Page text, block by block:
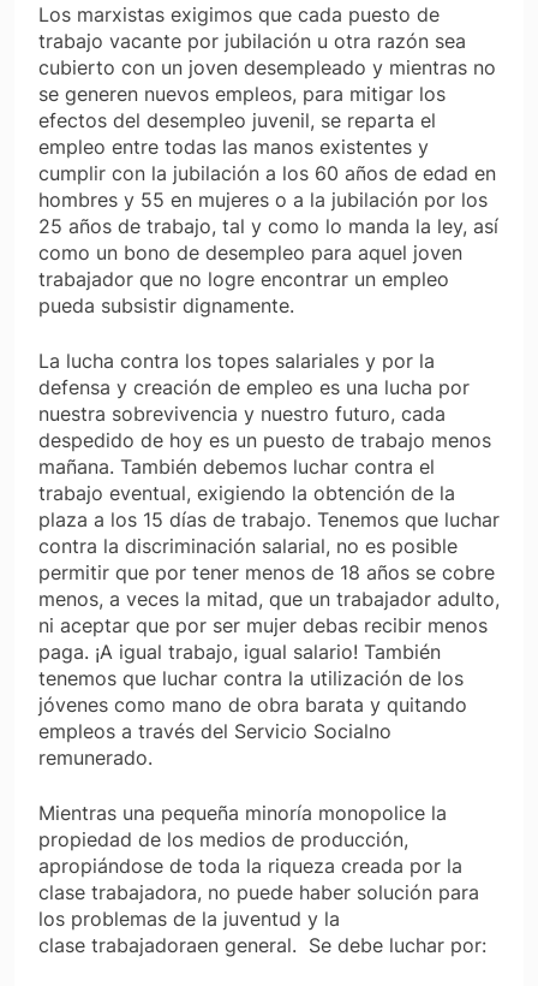
Los marxistas exigimos que cada puesto de
trabajo vacante por jubilación u otra razón sea
cubierto con un joven desempleado y mientras no
se generen nuevos empleos, para mitigar los
efectos del desempleo juvenil, se reparta el
empleo entre todas las manos existentes y
cumplir con la jubilación a los 60 años de edad en
hombres y 55 en mujeres o a la jubilación por los
25 años de trabajo, tal y como lo manda la ley, así
como un bono de desempleo para aquel joven
trabajador que no logre encontrar un empleo
pueda subsistir dignamente.
La lucha contra los topes salariales y por la
defensa y creación de empleo es una lucha por
nuestra sobrevivencia y nuestro futuro, cada
despedido de hoy es un puesto de trabajo menos
mañana. También debemos luchar contra el
trabajo eventual, exigiendo la obtención de la
plaza a los 15 días de trabajo. Tenemos que luchar
contra la discriminación salarial, no es posible
permitir que por tener menos de 18 años se cobre
menos, a veces la mitad, que un trabajador adulto,
ni aceptar que por ser mujer debas recibir menos
paga. ¡A igual trabajo, igual salario! También
tenemos que luchar contra la utilización de los
jóvenes como mano de obra barata y quitando
empleos a través del Servicio Socialno
remunerado.
Mientras una pequeña minoría monopolice la
propiedad de los medios de producción,
apropiándose de toda la riqueza creada por la
clase trabajadora, no puede haber solución para
los problemas de la juventud y la
clase trabajadoraen general. Se debe luchar por: